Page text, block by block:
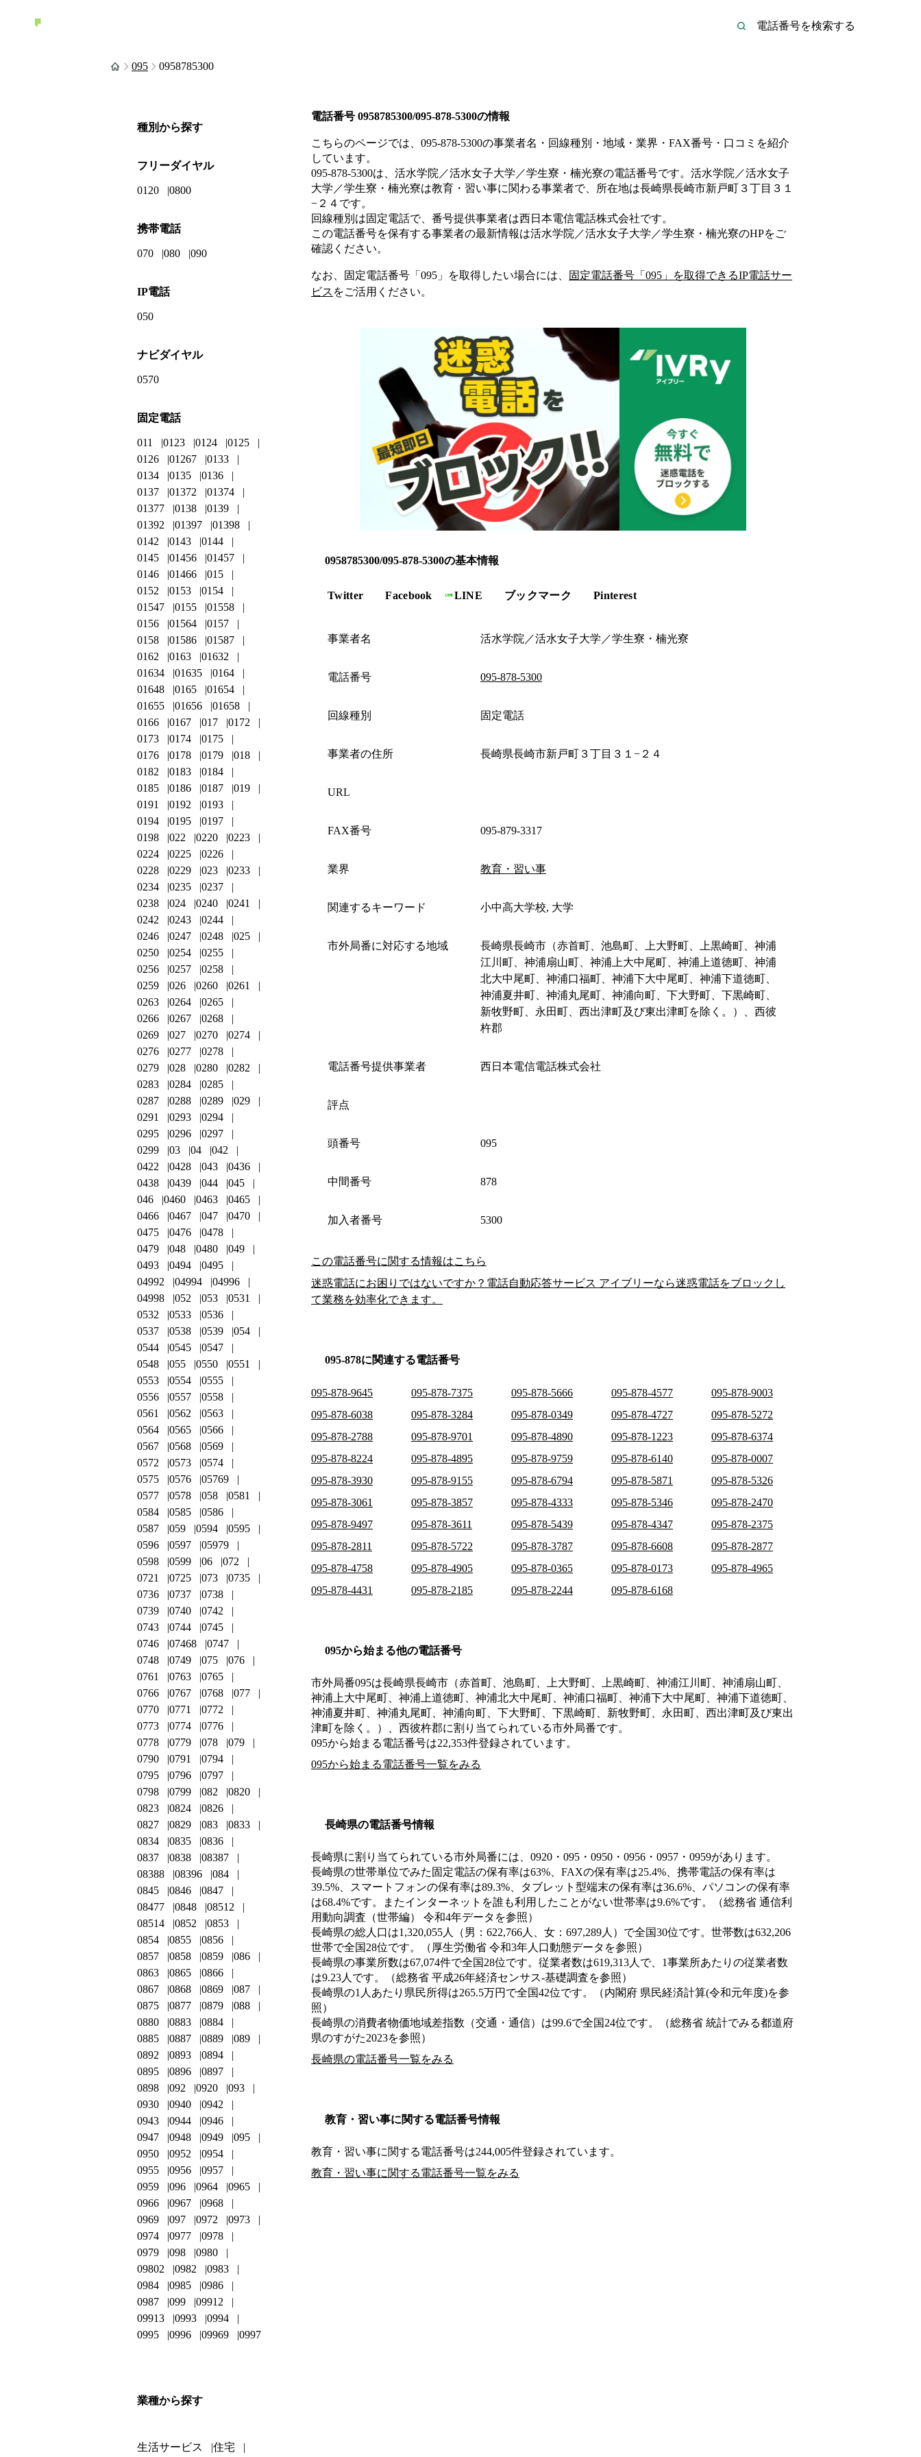
095 0958785300
電話番号 0958785300/095-878-5300の情報
こちらのページでは、 095-878-5300の事業者名・回線種別・地域・業界・FAX番号・口コミを紹介
しています。
095-878-5300は、 活水学院／活水女子大学／学生寮・楠光寮の電話番号です。 活水学院／活水女子
大学／学生寮・楠光寮は教育・習い事に関わる事業者で、所在地は長崎県長崎市新戸町３丁目３１
−２４ です。
回線種別は固定電話で、番号提供事業者は西日本電信電話株式会社です。
この電話番号を保有する事業者の最新情報は活水学院／活水女子大学／学生寮・楠光寮のHPをご
確認ください。
なお、固定電話番号「 095 」を取得したい場合には、 固定電話番号「 095 」を取得できるIP電話サー
ビス をご活用ください。
0958785300/095-878-5300の基本情報
Twitter Facebook LINE ブックマーク Pinterest
事業者名 活水学院／活水女子大学／学生寮・楠光寮
電話番号 095-878-5300
回線種別 固定電話
事業者の住所 長崎県長崎市新戸町３丁目３１−２４
URL
FAX番号 095-879-3317
業界 教育・習い事
関連するキーワード 小中高大学校, 大学
市外局番に対応する地域
長崎県長崎市（赤首町、池島町、上大野町、上黒崎町、神浦
江川町、神浦扇山町、神浦上大中尾町、神浦上道徳町、神浦
北大中尾町、神浦口福町、神浦下大中尾町、神浦下道徳町、
神浦夏井町、神浦丸尾町、神浦向町、下大野町、下黒崎町、
新牧野町、永田町、西出津町及び東出津町を除く。）、西彼
杵郡
電話番号提供事業者 西日本電信電話株式会社
評点
頭番号 095
中間番号 878
加入者番号 5300
この電話番号に関する情報はこちら
迷惑電話にお困りではないですか？電話自動応答サービス アイブリーなら迷惑電話をブロックし
て業務を効率化できます。
095-878に関連する電話番号
095-878-9645 095-878-7375 095-878-5666 095-878-4577
095-878-9003
095-878-6038
095-878-3284 095-878-0349 095-878-4727
095-878-5272
095-878-2788
095-878-9701 095-878-4890 095-878-1223
095-878-6374
095-878-8224
095-878-4895 095-878-9759 095-878-6140
095-878-0007
095-878-3930
095-878-9155 095-878-6794 095-878-5871
095-878-5326
095-878-3061
095-878-3857 095-878-4333 095-878-5346
095-878-2470
095-878-9497
095-878-3611 095-878-5439 095-878-4347
095-878-2375
095-878-2811
095-878-5722 095-878-3787 095-878-6608
095-878-2877
095-878-4758
095-878-4905 095-878-0365 095-878-0173
095-878-4965
095-878-4431
095-878-2185 095-878-2244 095-878-6168
095から始まる他の電話番号
市外局番095は長崎県長崎市（赤首町、池島町、上大野町、上黒崎町、神浦江川町、神浦扇山町、
神浦上大中尾町、神浦上道徳町、神浦北大中尾町、神浦口福町、神浦下大中尾町、神浦下道徳町、
神浦夏井町、神浦丸尾町、神浦向町、下大野町、下黒崎町、新牧野町、永田町、西出津町及び東出
津町を除く。）、西彼杵郡に割り当てられている市外局番です。
095から始まる電話番号は22,353件登録されています。
095から始まる電話番号一覧をみる
長崎県の電話番号情報
長崎県に割り当てられている市外局番には、0920・095・0950・0956・0957・0959があります。
長崎県の世帯単位でみた固定電話の保有率は63%、FAXの保有率は25.4%、携帯電話の保有率は
39.5%、スマートフォンの保有率は89.3%、タブレット型端末の保有率は36.6%、パソコンの保有率
は68.4%です。またインターネットを誰も利用したことがない世帯率は9.6%です。（総務省 通信利
用動向調査（世帯編） 令和4年データを参照）
長崎県の総人口は1,320,055人（男：622,766人、女：697,289人）で全国30位です。世帯数は632,206
世帯で全国28位です。（厚生労働省 令和3年人口動態データを参照）
長崎県の事業所数は67,074件で全国28位です。従業者数は619,313人で、1事業所あたりの従業者数
は9.23人です。（総務省 平成26年経済センサス‐基礎調査を参照）
長崎県の1人あたり県民所得は265.5万円で全国42位です。（内閣府 県民経済計算(令和元年度)を参
照）
長崎県の消費者物価地域差指数（交通・通信）は99.6で全国24位です。（総務省 統計でみる都道府
県のすがた2023を参照）
長崎県の電話番号一覧をみる
教育・習い事に関する電話番号情報
教育・習い事に関する電話番号は244,005件登録されています。
教育・習い事に関する電話番号一覧をみる
種別から探す
フリーダイヤル
0120 0800
携帯電話
070 080 090
IP電話
050
ナビダイヤル
0570
固定電話
011 0123 0124
0125
0126
01267
0133
0134
0135
0136
0137
01372
01374
01377
0138
0139
01392
01397
01398
0142
0143
0144
0145
01456
01457
0146
01466
015
0152
0153
0154
01547
0155
01558
0156
01564
0157
0158
01586
01587
0162
0163
01632
01634
01635
0164
01648
0165
01654
01655
01656
01658
0166
0167 017
0172
0173
0174
0175
0176
0178 0179
018
0182
0183
0184
0185
0186 0187
019
0191
0192
0193
0194
0195
0197
0198
022 0220
0223
0224
0225
0226
0228
0229 023
0233
0234
0235
0237
0238
024 0240
0241
0242
0243
0244
0246
0247 0248
025
0250
0254
0255
0256
0257
0258
0259
026 0260
0261
0263
0264
0265
0266
0267
0268
0269
027 0270
0274
0276
0277
0278
0279
028 0280
0282
0283
0284
0285
0287
0288 0289
029
0291
0293
0294
0295
0296
0297
0299
03 04
042
0422
0428 043
0436
0438
0439 044
045
046
0460 0463
0465
0466
0467 047
0470
0475
0476
0478
0479
048 0480
049
0493
0494
0495
04992
04994
04996
04998
052 053
0531
0532
0533
0536
0537
0538 0539
054
0544
0545
0547
0548
055 0550
0551
0553
0554
0555
0556
0557
0558
0561
0562
0563
0564
0565
0566
0567
0568
0569
0572
0573
0574
0575
0576
05769
0577
0578 058
0581
0584
0585
0586
0587
059 0594
0595
0596
0597
05979
0598
0599 06
072
0721
0725 073
0735
0736
0737
0738
0739
0740
0742
0743
0744
0745
0746
07468
0747
0748
0749 075
076
0761
0763
0765
0766
0767 0768
077
0770
0771
0772
0773
0774
0776
0778
0779 078
079
0790
0791
0794
0795
0796
0797
0798
0799 082
0820
0823
0824
0826
0827
0829 083
0833
0834
0835
0836
0837
0838
08387
08388
08396
084
0845
0846
0847
08477
0848
08512
08514
0852
0853
0854
0855
0856
0857
0858 0859
086
0863
0865
0866
0867
0868 0869
087
0875
0877 0879
088
0880
0883
0884
0885
0887 0889
089
0892
0893
0894
0895
0896
0897
0898
092 0920
093
0930
0940
0942
0943
0944
0946
0947
0948 0949
095
0950
0952
0954
0955
0956
0957
0959
096 0964
0965
0966
0967
0968
0969
097 0972
0973
0974
0977
0978
0979
098
0980
09802
0982
0983
0984
0985
0986
0987
099
09912
09913
0993
0994
0995
0996 09969 0997
業種から探す
生活サービス 住宅